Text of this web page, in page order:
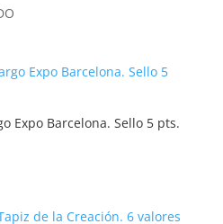
Expo Barcelona. Sello 5 pts.